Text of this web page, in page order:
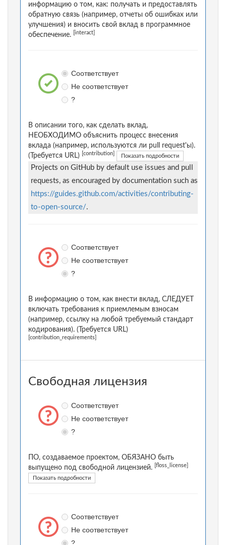
информацию о том, как: получать и предоставлять
обратную связь (например, отчеты об ошибках или
улучшения) и вносить свой вклад в программное
обеспечение.
[interact]
Соответствует
Не соответствует
?
В описании того, как сделать вклад,
НЕОБХОДИМО объяснить процесс внесения
вклада (например, используются ли pull request'ы).
(Требуется URL)
[contribution] Показать подробности
Projects on GitHub by default use issues and pull
requests, as encouraged by documentation such as
https://guides.github.com/activities/contributing-
to-open-source/.
Соответствует
Не соответствует
?
В информацию о том, как внести вклад, СЛЕДУЕТ
включать требования к приемлемым взносам
(например, ссылку на любой требуемый стандарт
кодирования). (Требуется URL)
[contribution_requirements]
Свободная лицензия
Соответствует
Не соответствует
?
ПО, создаваемое проектом, ОБЯЗАНО быть
выпущено под свободной лицензией.
[floss_license]
Показать подробности
Соответствует
Не соответствует
?